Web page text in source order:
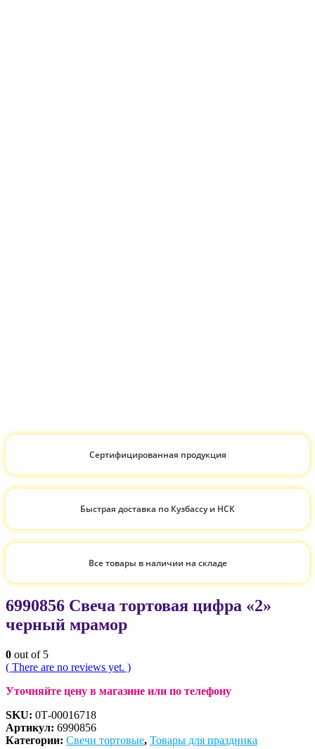
Сертифицированная продукция
Быстрая доставка по Кузбассу и НСК
Все товары в наличии на складе
6990856 Свеча тортовая цифра «2»
черный мрамор
0 out of 5
( There are no reviews yet. )
Уточняйте цену в магазине или по телефону
SKU: 0Т-00016718
Артикул: 6990856
Категории: Свечи тортовые, Товары для праздника